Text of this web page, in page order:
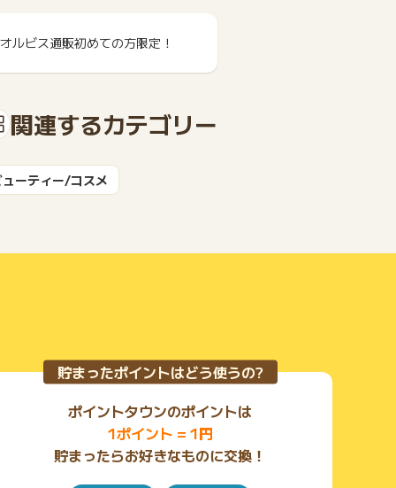
オルビス通販初めての方限定！
関連するカテゴリー
ーティー/コスメ
貯まったポイントはどう使うの?
ポイントタウンのポイントは
1ポイント = 1円
貯まったらお好きなものに交換！